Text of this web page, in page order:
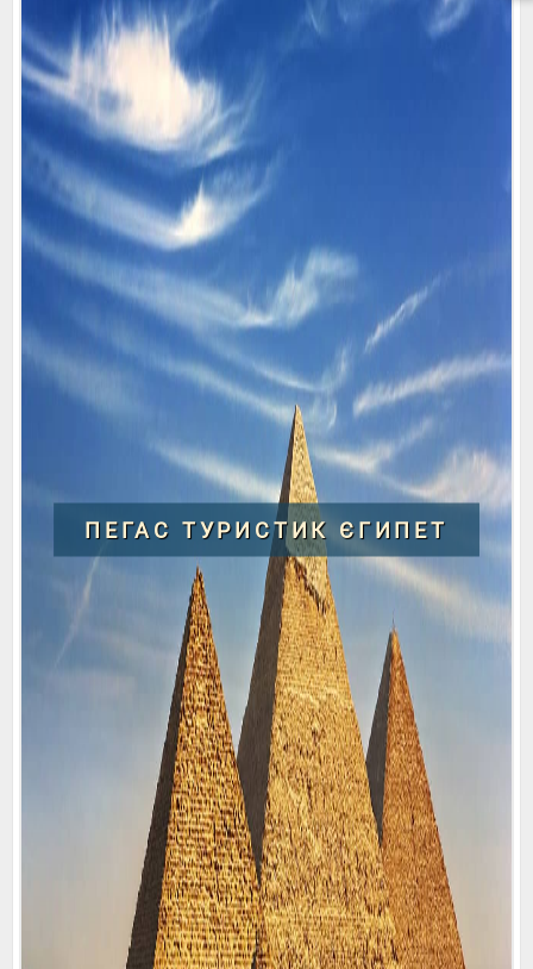
ПЕГАС ТУРИСТИК ЄГИПЕТ